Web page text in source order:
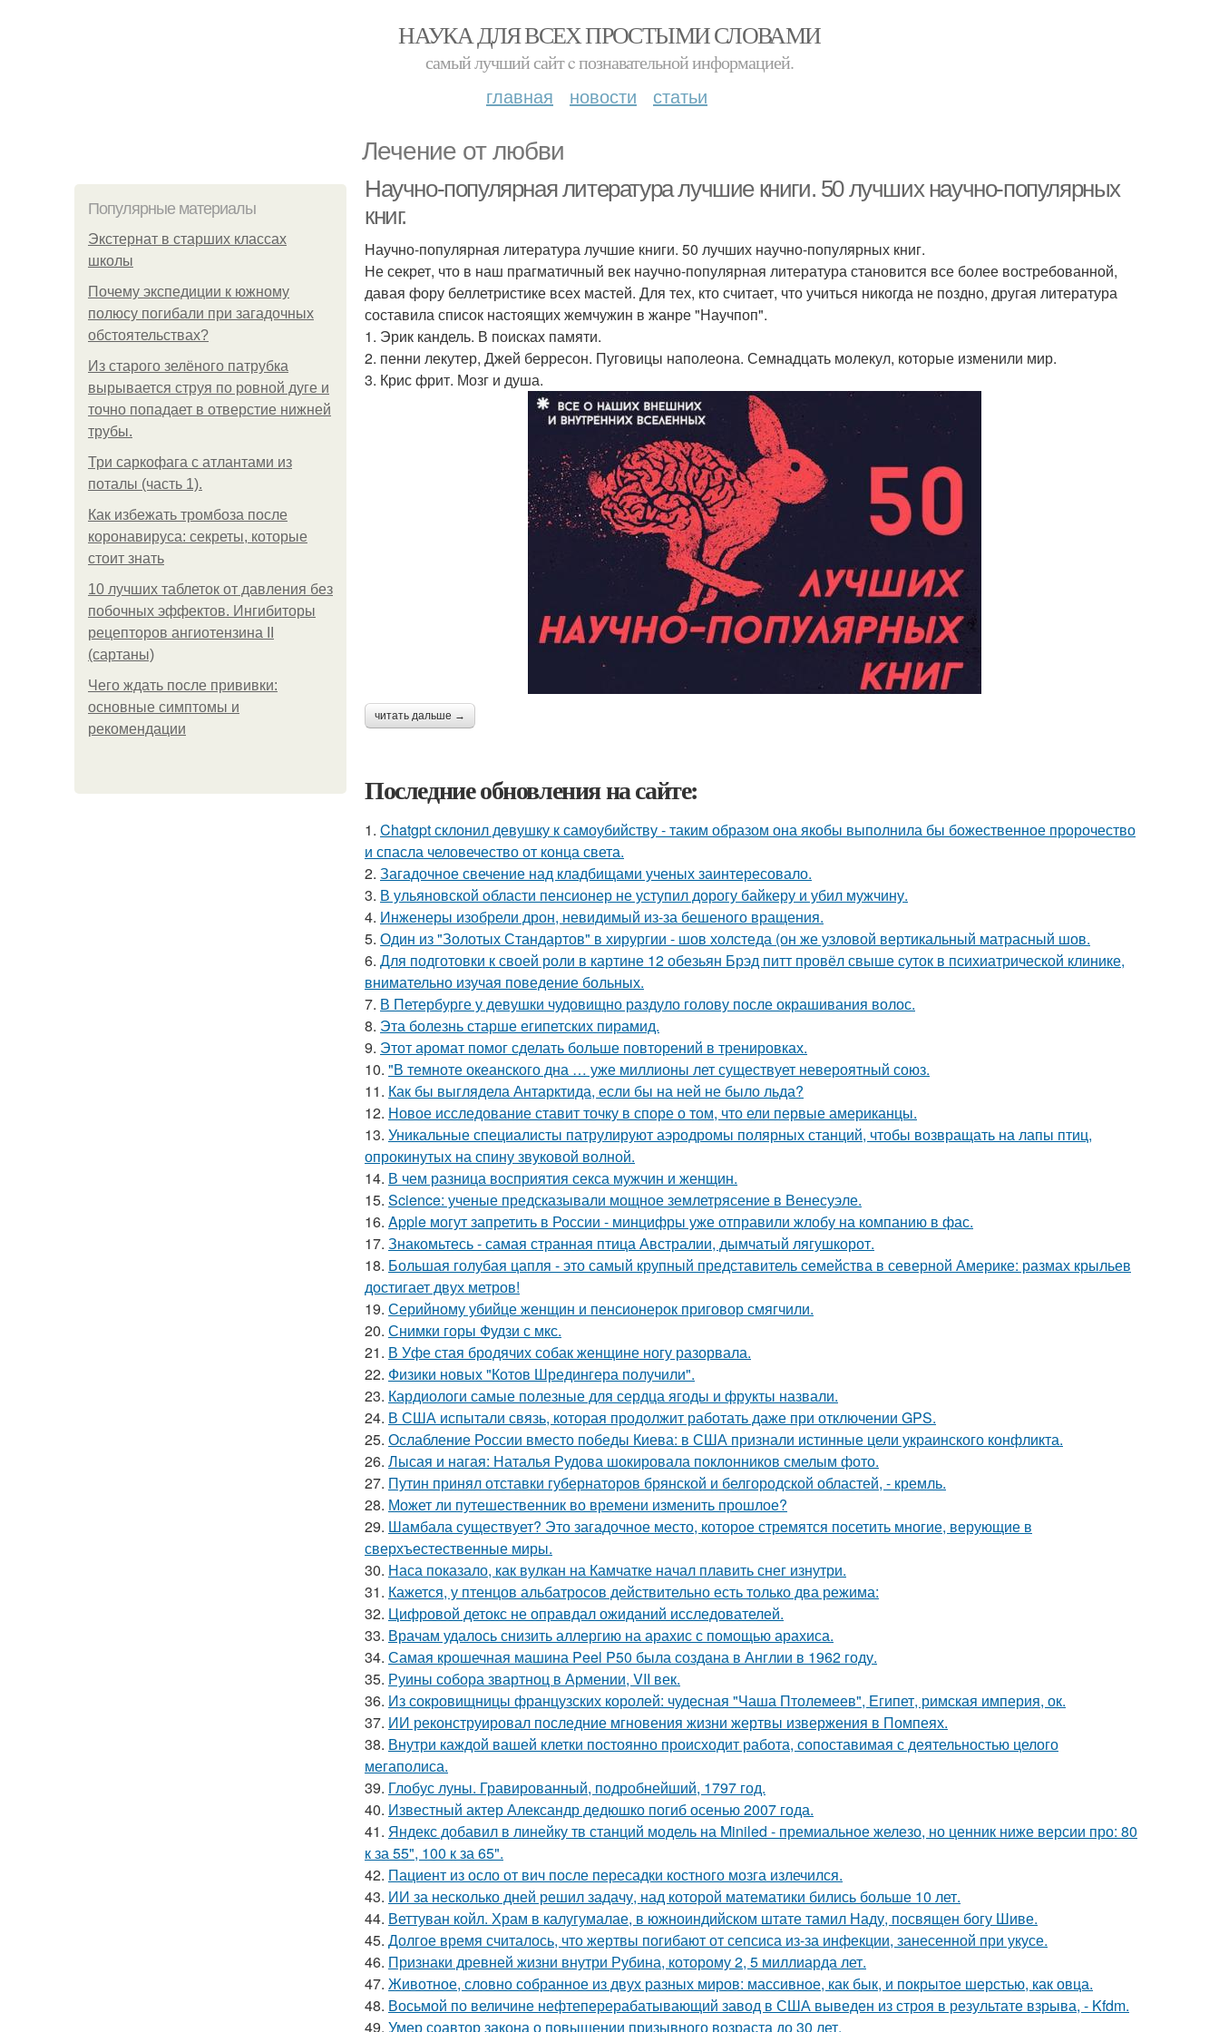
НАУКА ДЛЯ ВСЕХ ПРОСТЫМИ СЛОВАМИ
самый лучший сайт c познавательной информацией.
главная новости статьи
Лечение от любви
Популярные материалы
Экстернат в старших классах
школы
Почему экспедиции к южному
полюсу погибали при загадочных
обстоятельствах?
Из старого зелёного патрубка
вырывается струя по ровной дуге и
точно попадает в отверстие нижней
трубы.
Три саркофага с атлантами из
поталы (часть 1).
Как избежать тромбоза после
коронавируса: секреты, которые
стоит знать
10 лучших таблеток от давления без
побочных эффектов. Ингибиторы
рецепторов ангиотензина ІІ
(сартаны)
Чего ждать после прививки:
основные симптомы и
рекомендации
Научно-популярная литература лучшие книги. 50 лучших научно-популярных
книг.
Научно-популярная литература лучшие книги. 50 лучших научно-популярных книг.
Не секрет, что в наш прагматичный век научно-популярная литература становится все более востребованной,
давая фору беллетристике всех мастей. Для тех, кто считает, что учиться никогда не поздно, другая литература
составила список настоящих жемчужин в жанре "Научпоп".
1. Эрик кандель. В поисках памяти.
2. пенни лекутер, Джей берресон. Пуговицы наполеона. Семнадцать молекул, которые изменили мир.
3. Крис фрит. Мозг и душа.
читать дальше →
Последние обновления на сайте:
1. Chatgpt склонил девушку к самоубийству - таким образом она якобы выполнила бы божественное пророчество
и спасла человечество от конца света.
2. Загадочное свечение над кладбищами ученых заинтересовало.
3. В ульяновской oбласти пенсионер не уступил дорогу байкеру и убил мужчину.
4. Инженеры изобрели дрон, невидимый из-за бешеного вращения.
5. Один из "Золотых Стандартов" в хирургии - шов холстеда (он же узловой вертикальный матрасный шов.
6. Для подготовки к своей роли в картине 12 обезьян Брэд питт провёл свыше суток в психиатрической клинике,
внимательно изучая поведение больных.
7. В Петербурге у девушки чудовищно раздуло голову после окрашивания волос.
8. Эта болезнь старше египетских пирамид.
9. Этот аромат помог сделать больше повторений в тренировках.
10. "В темноте океанского дна … уже миллионы лет существует невероятный союз.
11. Как бы выглядела Антарктида, если бы на ней не было льда?
12. Новое исследование ставит точку в споре о том, что ели первые американцы.
13. Уникальные специалисты патрулируют аэродромы полярных станций, чтобы возвращать на лапы птиц,
опрокинутых на спину звуковой волной.
14. В чем разница восприятия секса мужчин и женщин.
15. Science: ученые предсказывали мощное землетрясение в Венесуэле.
16. Apple могут запретить в России - минцифры уже отправили жлобу на компанию в фас.
17. Знакомьтесь - самая странная птица Австралии, дымчатый лягушкорот.
18. Большая голубая цапля - это самый крупный представитель семейства в северной Америке: размах крыльев
достигает двух метров!
19. Серийному убийце женщин и пенсионерок приговор смягчили.
20. Снимки горы Фудзи с мкс.
21. В Уфе стая бродячих собак женщине ногу разорвала.
22. Физики новых "Котов Шредингера получили".
23. Кардиологи самые полезные для сердца ягоды и фрукты назвали.
24. В США испытали связь, которая продолжит работать даже при отключении GPS.
25. Ослабление России вместо победы Киева: в США признали истинные цели украинского конфликта.
26. Лысая и нагая: Наталья Рудова шокировала поклонников смелым фото.
27. Путин принял отставки губернаторов брянской и белгородской областей, - кремль.
28. Может ли путешественник во времени изменить прошлое?
29. Шамбала существует? Это загадочное место, которое стремятся посетить многие, верующие в
сверхъестественные миры.
30. Наса показало, как вулкан на Камчатке начал плавить снег изнутри.
31. Кажется, у птенцов альбатросов действительно есть только два режима:
32. Цифровой детокс не оправдал ожиданий исследователей.
33. Врачам удалось снизить аллергию на арахис с помощью арахиса.
34. Самая крошечная машина Peel P50 была создана в Англии в 1962 году.
35. Руины собора звартноц в Армении, VII век.
36. Из сокровищницы французских королей: чудесная "Чаша Птолемеев", Египет, римская империя, ок.
37. ИИ реконструировал последние мгновения жизни жертвы извержения в Помпеях.
38. Внутри каждой вашей клетки постоянно происходит работа, сопоставимая с деятельностью целого
мегаполиса.
39. Глобус луны. Гравированный, подробнейший, 1797 год.
40. Известный актер Александр дедюшко погиб осенью 2007 года.
41. Яндекс добавил в линейку тв станций модель на Miniled - премиальное железо, но ценник ниже версии про: 80
к за 55", 100 к за 65".
42. Пациент из осло от вич после пересадки костного мозга излечился.
43. ИИ за несколько дней решил задачу, над которой математики бились больше 10 лет.
44. Веттуван койл. Храм в калугумалае, в южноиндийском штате тамил Наду, посвящен богу Шиве.
45. Долгое время считалось, что жертвы погибают от сепсиса из-за инфекции, занесенной при укусе.
46. Признаки древней жизни внутри Рубина, которому 2, 5 миллиарда лет.
47. Животное, словно собранное из двух разных миров: массивное, как бык, и покрытое шерстью, как овца.
48. Восьмой по величине нефтеперерабатывающий завод в США выведен из строя в результате взрыва, - Kfdm.
49. Умер соавтор закона о повышении призывного возраста до 30 лет.